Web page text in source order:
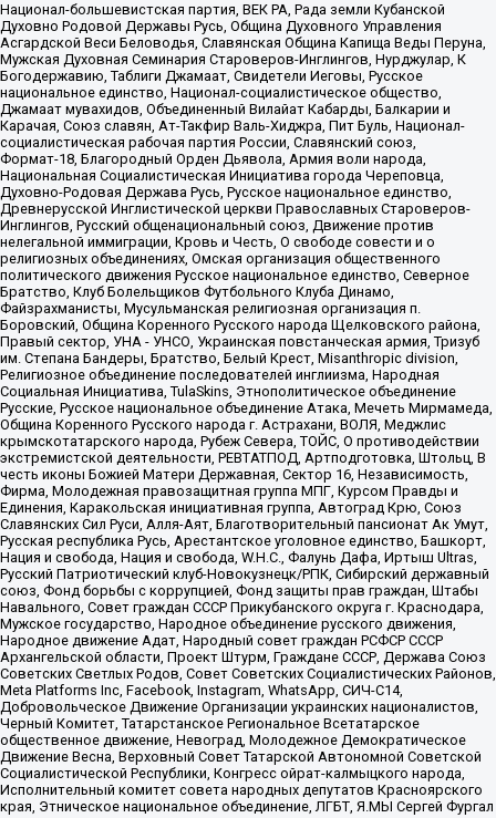
Национал-большевистская партия, ВЕК РА, Рада земли Кубанской
Духовно Родовой Державы Русь, Община Духовного Управления
Асгардской Веси Беловодья, Славянская Община Капища Веды Перуна,
Мужская Духовная Семинария Староверов-Инглингов, Нурджулар, К
Богодержавию, Таблиги Джамаат, Свидетели Иеговы, Русское
национальное единство, Национал-социалистическое общество,
Джамаат мувахидов, Объединенный Вилайат Кабарды, Балкарии и
Карачая, Союз славян, Ат-Такфир Валь-Хиджра, Пит Буль, Национал-
социалистическая рабочая партия России, Славянский союз,
Формат-18, Благородный Орден Дьявола, Армия воли народа,
Национальная Социалистическая Инициатива города Череповца,
Духовно-Родовая Держава Русь, Русское национальное единство,
Древнерусской Инглистической церкви Православных Староверов-
Инглингов, Русский общенациональный союз, Движение против
нелегальной иммиграции, Кровь и Честь, О свободе совести и о
религиозных объединениях, Омская организация общественного
политического движения Русское национальное единство, Северное
Братство, Клуб Болельщиков Футбольного Клуба Динамо,
Файзрахманисты, Мусульманская религиозная организация п.
Боровский, Община Коренного Русского народа Щелковского района,
Правый сектор, УНА - УНСО, Украинская повстанческая армия, Тризуб
им. Степана Бандеры, Братство, Белый Крест, Misanthropic division,
Религиозное объединение последователей инглиизма, Народная
Социальная Инициатива, TulaSkins, Этнополитическое объединение
Русские, Русское национальное объединение Атака, Мечеть Мирмамеда,
Община Коренного Русского народа г. Астрахани, ВОЛЯ, Меджлис
крымскотатарского народа, Рубеж Севера, ТОЙС, О противодействии
экстремистской деятельности, РЕВТАТПОД, Артподготовка, Штольц, В
честь иконы Божией Матери Державная, Сектор 16, Независимость,
Фирма, Молодежная правозащитная группа МПГ, Курсом Правды и
Единения, Каракольская инициативная группа, Автоград Крю, Союз
Славянских Сил Руси, Алля-Аят, Благотворительный пансионат Ак Умут,
Русская республика Русь, Арестантское уголовное единство, Башкорт,
Нация и свобода, Нация и свобода, W.H.С., Фалунь Дафа, Иртыш Ultras,
Русский Патриотический клуб-Новокузнецк/РПК, Сибирский державный
союз, Фонд борьбы с коррупцией, Фонд защиты прав граждан, Штабы
Навального, Совет граждан СССР Прикубанского округа г. Краснодара,
Мужское государство, Народное объединение русского движения,
Народное движение Адат, Народный совет граждан РСФСР СССР
Архангельской области, Проект Штурм, Граждане СССР, Держава Союз
Советских Светлых Родов, Совет Советских Социалистических Районов,
Meta Platforms Inc, Facebook, Instagram, WhatsApp, СИЧ-С14,
Добровольческое Движение Организации украинских националистов,
Черный Комитет, Татарстанское Региональное Всетатарское
общественное движение, Невоград, Молодежное Демократическое
Движение Весна, Верховный Совет Татарской Автономной Советской
Социалистической Республики, Конгресс ойрат-калмыцкого народа,
Исполнительный комитет совета народных депутатов Красноярского
края, Этническое национальное объединение, ЛГБТ, Я.МЫ Сергей Фургал